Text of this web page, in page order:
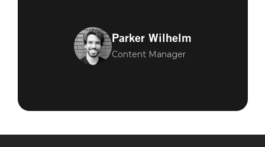
Parker Wilhelm
Content Manager